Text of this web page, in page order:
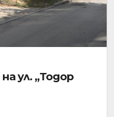
ул. „Тодор